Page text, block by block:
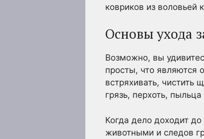
ковриков из воловьей
Основы ухода
Возможно, вы
просты, что являются
встряхивать, чистить
грязь, перхоть,
Когда дело доходит
животными и следов